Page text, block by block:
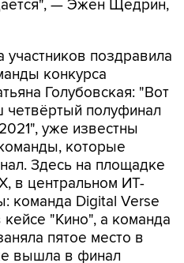
— Эжен Щедрин,
участников поздравила
конкурса
Голубовская: "Вот
полуфинал
уже известны
которые
Здесь на площадке
в центральном ИТ-
команда Digital Verse
"Кино", а команда
пятое место в
вышла в финал